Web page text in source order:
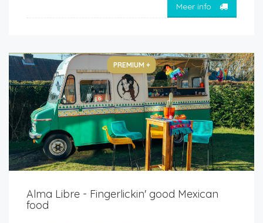
Meer info
PREMIUM +
Alma Libre - Fingerlickin' good Mexican
food